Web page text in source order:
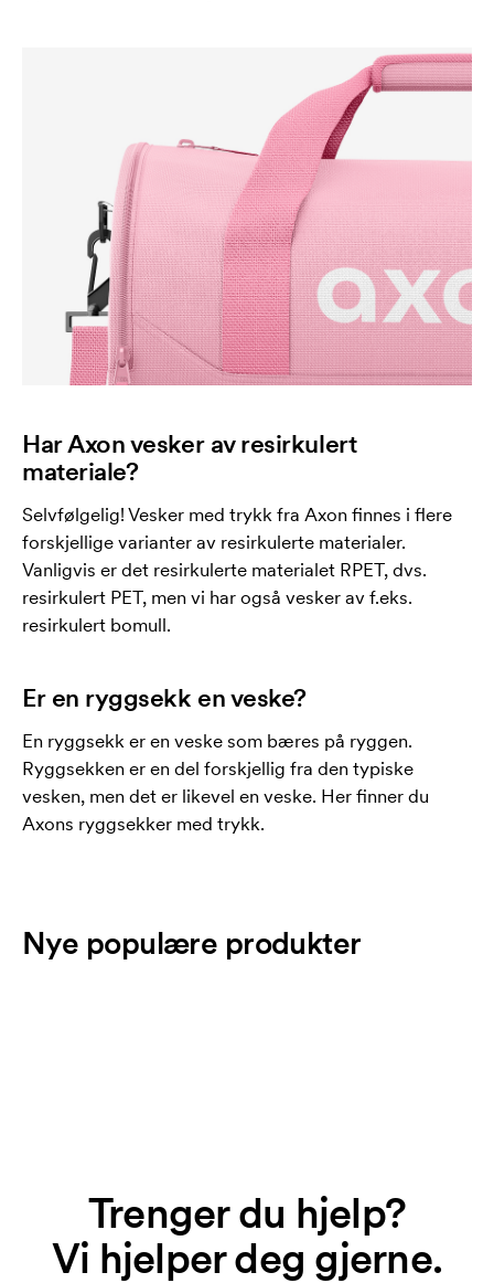
Har Axon vesker av resirkulert
materiale?
Selvfølgelig! Vesker med trykk fra Axon finnes i flere
forskjellige varianter av resirkulerte materialer.
Vanligvis er det resirkulerte materialet RPET, dvs.
resirkulert PET, men vi har også vesker av f.eks.
resirkulert bomull.
Er en ryggsekk en veske?
En ryggsekk er en veske som bæres på ryggen.
Ryggsekken er en del forskjellig fra den typiske
vesken, men det er likevel en veske. Her finner du
Axons ryggsekker med trykk.
Nye populære produkter
Trenger du hjelp?
Vi hjelper deg gjerne.